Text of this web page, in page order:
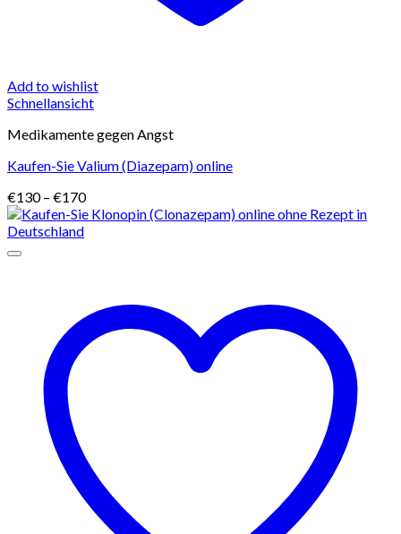
Add to wishlist
Schnellansicht
Medikamente gegen Angst
Kaufen-Sie Valium (Diazepam) online
€130 – €170Preisspanne:
€130